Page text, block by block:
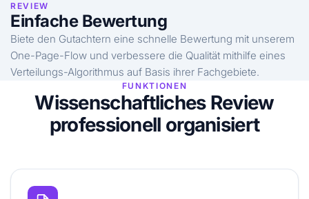
REVIEW
Einfache Bewertung
Biete den Gutachtern eine schnelle Bewertung mit unserem
One-Page-Flow und verbessere die Qualität mithilfe eines
Verteilungs-Algorithmus auf Basis ihrer Fachgebiete.
FUNKTIONEN
Wissenschaftliches Review
professionell organisiert